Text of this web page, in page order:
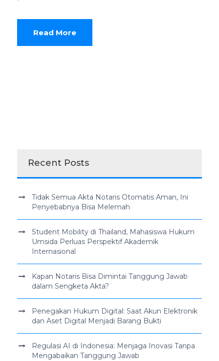
Read More
Recent Posts
Tidak Semua Akta Notaris Otomatis Aman, Ini
Penyebabnya Bisa Melemah
Student Mobility di Thailand, Mahasiswa Hukum
Umsida Perluas Perspektif Akademik
Internasional
Kapan Notaris Bisa Dimintai Tanggung Jawab
dalam Sengketa Akta?
Penegakan Hukum Digital: Saat Akun Elektronik
dan Aset Digital Menjadi Barang Bukti
Regulasi AI di Indonesia: Menjaga Inovasi Tanpa
Mengabaikan Tanggung Jawab